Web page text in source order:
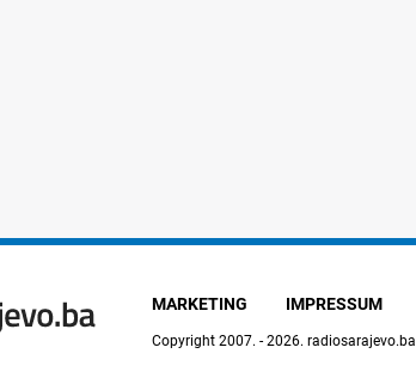
MARKETING IMPRESSUM
Copyright 2007. - 2026. radiosarajevo.ba